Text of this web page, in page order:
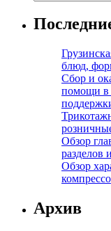
блюд,
Сбор и
помощи в
Обзор
разделов
Обзор
Архив